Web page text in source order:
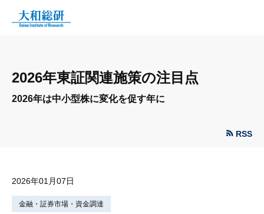
2026年東証関連施策の注目点
2026年は中小型株に変化を促す年に
RSS
2026年01月07日
金融・証券市場・資金調達